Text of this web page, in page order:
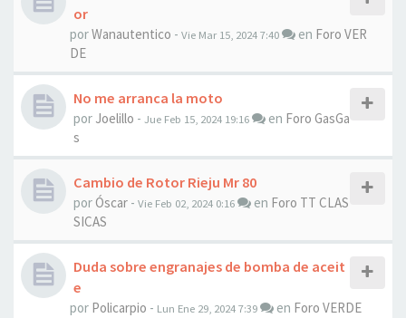
or
porWanautentico - Vie Mar 15, 2024 7:40 en Foro VER
DE
No me arranca la moto
por Joelillo - Jue Feb 15, 2024 19:16 en Foro GasGa
s
Cambio de Rotor Rieju Mr 80
por Óscar - Vie Feb 02, 2024 0:16 en Foro TT CLAS
SICAS
Duda sobre engranajes de bomba de aceit
e
por Policarpio - Lun Ene 29, 2024 7:39 en Foro VERDE